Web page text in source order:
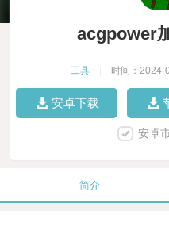
acgpower
工具 时间：2024-
安卓下载
安卓
简介